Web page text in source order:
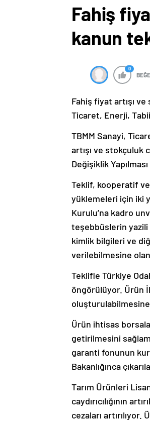
Fahiş
kanun
0
Fahiş fiyat artışı ve
Ticaret, Enerji,
TBMM Sanayi,
artışı ve stokçuluk
Değişiklik
Teklif, kooperatif
yüklemeleri için iki
Kurulu’na kadro
teşebbüslerin yazili
kimlik bilgileri ve
verilebilmesine
Teklifle Türkiye
öngörülüyor. Ürün
oluşturulabilmesine
Ürün ihtisas
getirilmesini
garanti fonunun
Bakanlığınca
Tarım Ürünleri
caydırıcılığının
cezaları